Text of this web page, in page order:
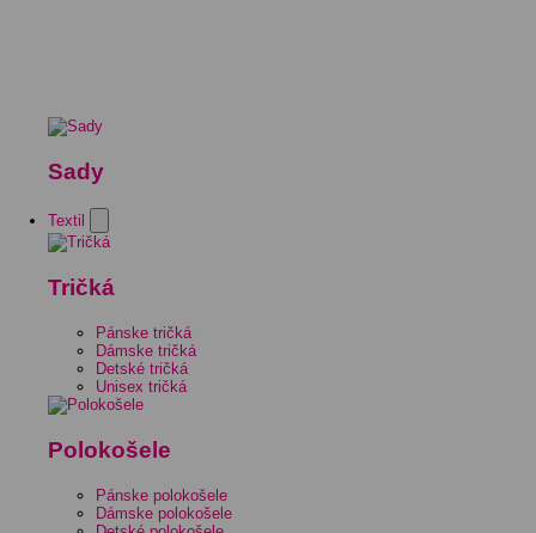
Sady
Textil
Tričká
Pánske tričká
Dámske tričká
Detské tričká
Unisex tričká
Polokošele
Pánske polokošele
Dámske polokošele